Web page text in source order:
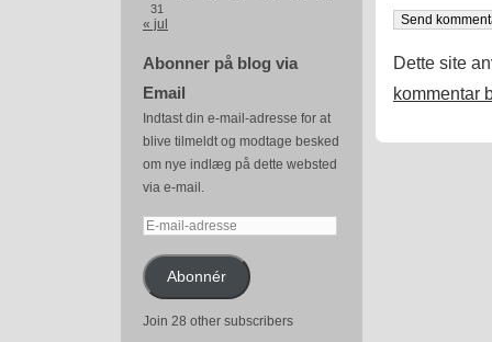
31
« jul
Abonner på blog via
Email
Indtast din e-mail-adresse for at
blive tilmeldt og modtage besked
om nye indlæg på dette websted
via e-mail.
E-
adresseAbonnér
Join 28 other subscribers
Dette site
kommentar